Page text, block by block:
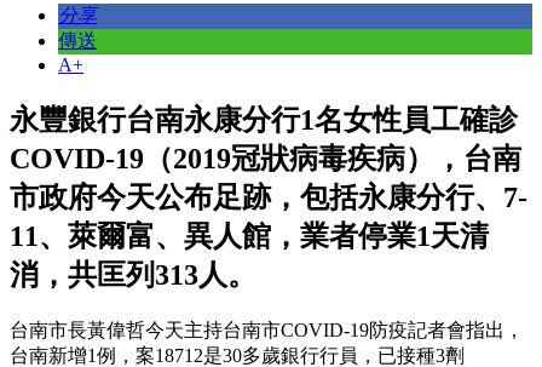
分享
傳送
A+
永豐銀行台南永康分行1名女性員工確診
COVID-19（2019冠狀病毒疾病），台南
市政府今天公布足跡，包括永康分行、7-
11、萊爾富、異人館，業者停業1天清
消，共匡列313人。
台南市長黃偉哲今天主持台南市COVID-19防疫記者會指出，
台南新增1例，案18712是30多歲銀行行員，已接種3劑